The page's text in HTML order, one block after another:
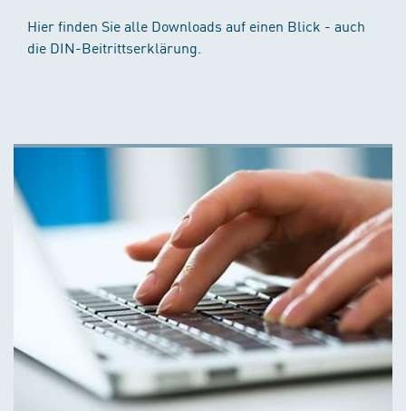
Hier finden Sie alle Downloads auf einen Blick - auch
die DIN-Beitrittserklärung.